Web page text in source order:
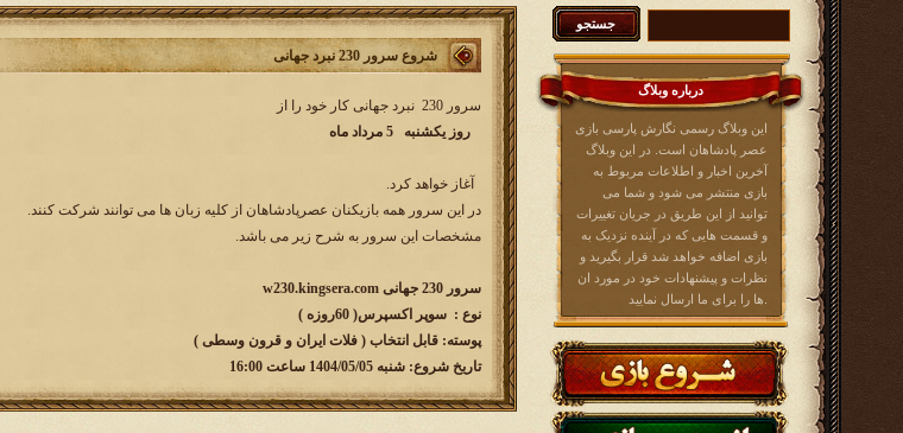
درباره وبلاگ
این وبلاگ رسمی نگارش پارسی بازی
عصر پادشاهان است. در این وبلاگ
آخرین اخبار و اطلاعات مربوط به
بازی منتشر می شود و شما می
توانید از این طریق در جریان تغییرات
و قسمت هایی که در آینده نزدیک به
بازی اضافه خواهد شد قرار بگیرید و
نظرات و پیشنهادات خود در مورد ان
شروع سرور 230 نبرد جهانی
سرور 230 نبرد جهانی کار خود را از
روز یکشنبه 5 مرداد ماه
​آغاز خواهد کرد.
در این سرور همه بازیکنان عصرپادشاهان از کلیه زبان ها می توانند شرکت کنند.
مشخصات این سرور به شرح زیر می باشد.
سرور 230 جهانی w230.kingsera.com
نوع : سوپر اکسپرس( 60روزه )
پوسته: قابل انتخاب ( فلات ایران و قرون وسطی )
تاریخ شروع: شنبه 1404/05/05 ساعت 16:00